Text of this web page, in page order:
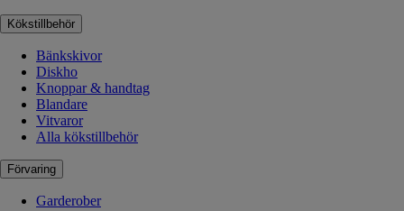
Kökstillbehör
Bänkskivor
Diskho
Knoppar & handtag
Blandare
Vitvaror
Alla kökstillbehör
Förvaring
Garderober